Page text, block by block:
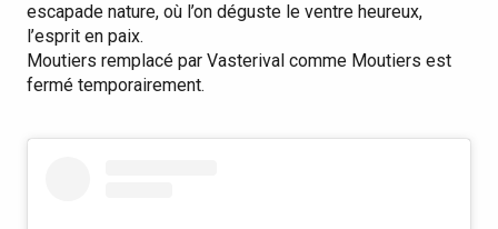
escapade nature, où l’on déguste le ventre heureux,
l’esprit en paix.
Moutiers remplacé par Vasterival comme Moutiers est
fermé temporairement.